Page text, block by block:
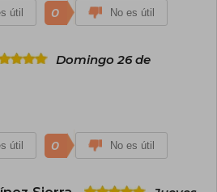
útil 0 No es útil
Domingo 26 de
útil 0 No es útil